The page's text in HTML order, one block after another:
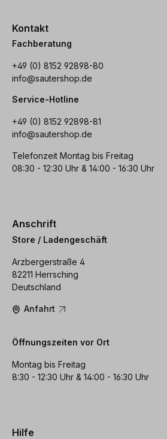
Kontakt
Fachberatung
+49 (0) 8152 92898-80
info@sautershop.de
Service-Hotline
+49 (0) 8152 92898-81
info@sautershop.de
Telefonzeit Montag bis Freitag
08:30 - 12:30 Uhr & 14:00 - 16:30 Uhr
Anschrift
Store / Ladengeschäft
Arzbergerstraße 4
82211 Herrsching
Deutschland
Anfahrt
Öffnungszeiten vor Ort
Montag bis Freitag
8:30 - 12:30 Uhr & 14:00 - 16:30 Uhr
Hilfe